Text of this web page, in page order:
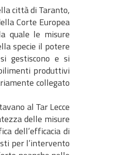
città di Taranto,
Corte Europea
quale le misure
specie il potere
gestiscono e si
produttivi
collegato
al Tar Lecce
delle misure
dell’efficacia di
per l’intervento